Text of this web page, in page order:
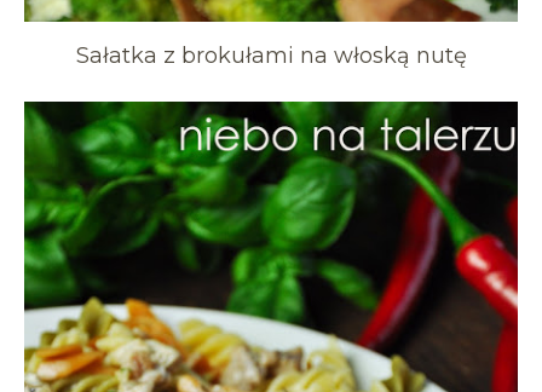
Sałatka z brokułami na włoską nutę